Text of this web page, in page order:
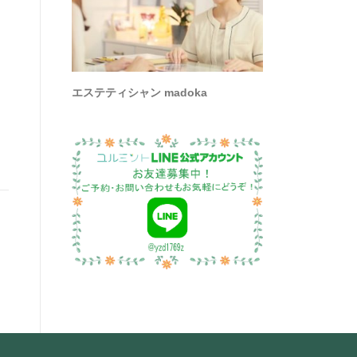
エステティシャン madoka